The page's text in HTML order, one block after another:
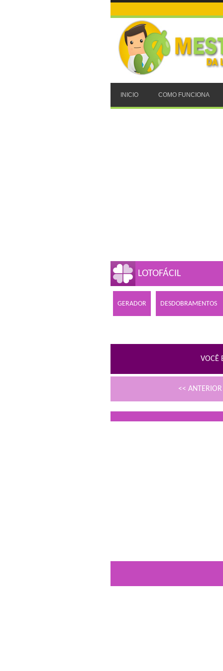
INICIO COMO FUNCIONA
LOTOFÁCIL
GERADOR DESDOBRAMENTOS
VOCÊ
<<